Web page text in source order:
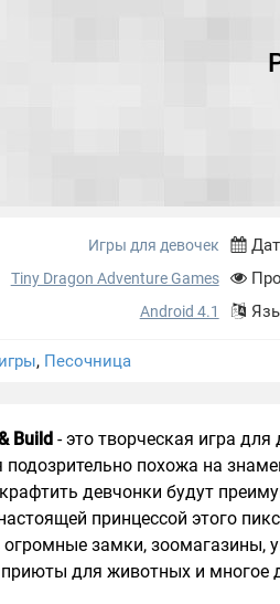
Игры для девочек
Tiny Dragon Adventure Games
Android 4.1
, Песочница
Build - это творческая игра
подозрительно похожа на
девчонки будут
принцессой этого
замки, зоомагазины,
для животных и многое